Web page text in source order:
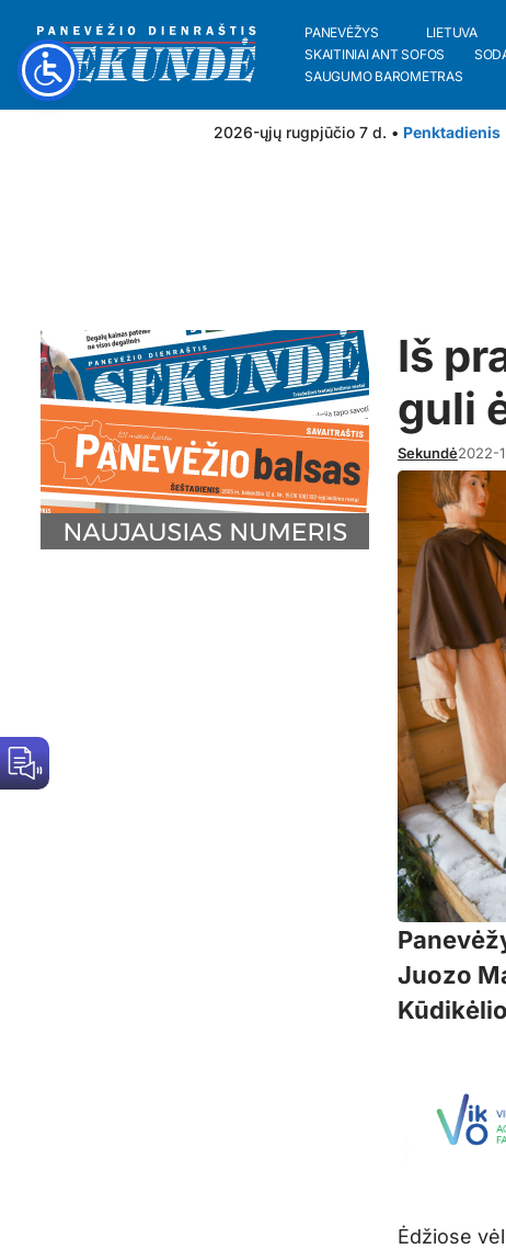
PANEVĖŽYS LIETUVA
SKAITINIAI ANT SOFOS
SAUGUMO BAROMETRAS
2026-ųjų rugpjūčio 7 d. • Penktadienis
Iš
guli
Sekundė2022-
Juozo
Ėdžiose